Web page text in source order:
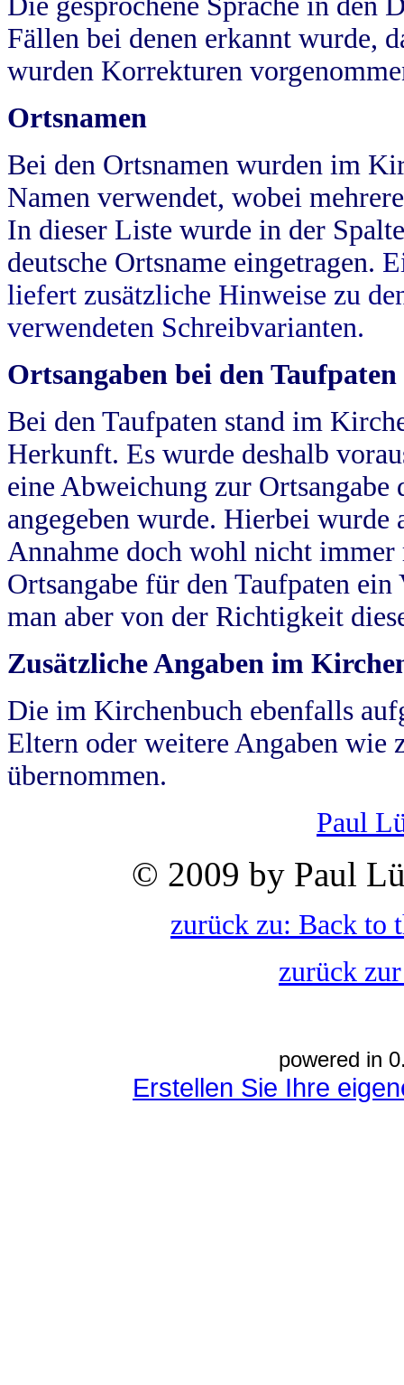
Fällen bei denen erkannt wurde,
wurden Korrekturen
Ortsnamen
Bei den Ortsnamen wurden im
Namen verwendet, wobei
In dieser Liste wurde in der
deutsche Ortsname eingetragen.
liefert zusätzliche Hinweise zu
verwendeten Schreibvarianten.
Ortsangaben bei den Taufpaten
Bei den Taufpaten stand im
Herkunft. Es wurde deshalb
eine Abweichung zur
angegeben wurde. Hierbei wurde
Annahme doch wohl nicht
Ortsangabe für den Taufpaten
man aber von der Richtigkeit
Zusätzliche Angaben im
Die im Kirchenbuch ebenfalls
Eltern oder weitere Angaben wie
übernommen.
Paul
© 2009 by Paul
zurück zu: Back to
zurück
powered in
Erstellen Sie Ihre